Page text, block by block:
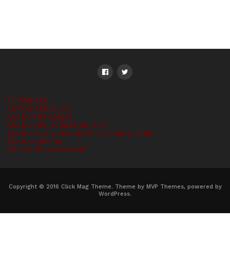
Homepage
Le bon web du vin
Les bonnes étapes
Les bonnes lectures sur le vin
Les bons vins, vins bio et vins biodynamie
Nous contacter
Qui est Bonum Vinum?
Copyright © 2016 Click Mag Theme. Theme by MVP Themes, powered by
WordPress.